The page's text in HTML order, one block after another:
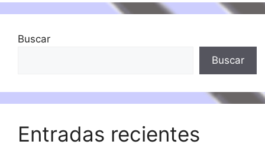
Buscar
Buscar
Entradas recientes